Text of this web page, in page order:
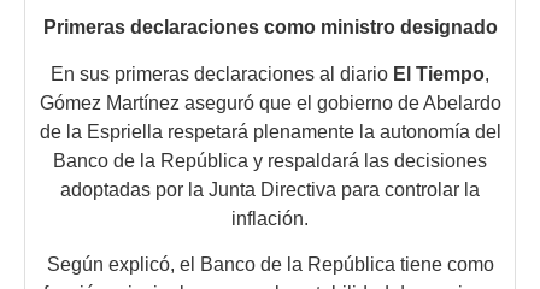
Primeras declaraciones como ministro designado
En sus primeras declaraciones al diario El Tiempo,
Gómez Martínez aseguró que el gobierno de Abelardo
de la Espriella respetará plenamente la autonomía del
Banco de la República y respaldará las decisiones
adoptadas por la Junta Directiva para controlar la
inflación.
Según explicó, el Banco de la República tiene como